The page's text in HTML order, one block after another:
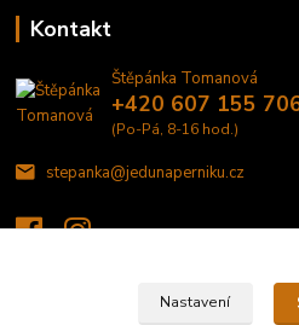
Kontakt
Štěpánka Tomanová
+420 607 155
(Po-Pá, 8-16 hod.)
stepanka@jedunaperniku.cz
Nastavení